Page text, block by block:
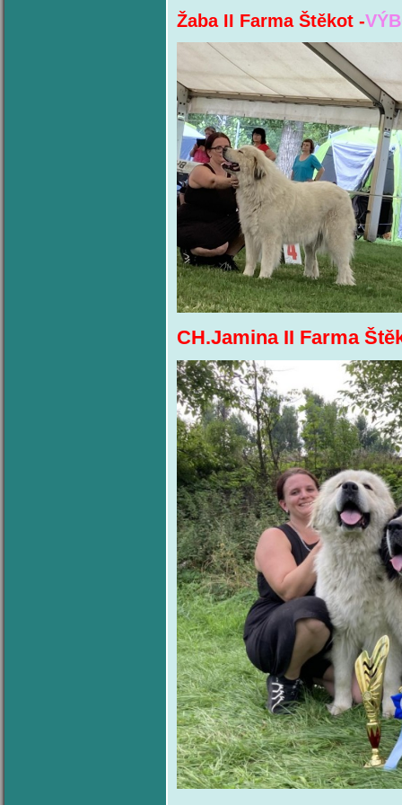
Žaba II Farma Štěkot -
CH.Jamina II Farma